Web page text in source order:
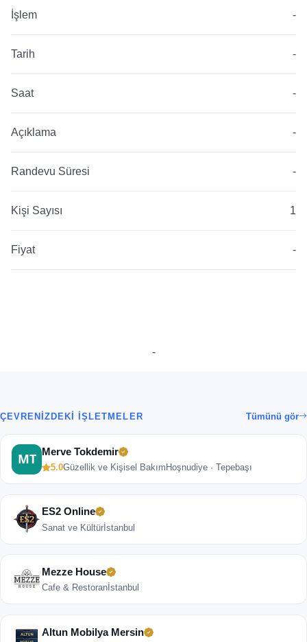
İşlem -
Tarih -
Saat -
Açıklama -
Randevu Süresi -
Kişi Sayısı 1
Fiyat -
-
ÇEVRENIZDEKI İŞLETMELER Tümünü gör
Merve Tokdemir
5.0Güzellik ve Kişisel Bakım Hoşnudiye · Tepebaşı
ES2 Online
Sanat ve Kültür İstanbul
Mezze House
Cafe & Restoran İstanbul
Altun Mobilya Mersin